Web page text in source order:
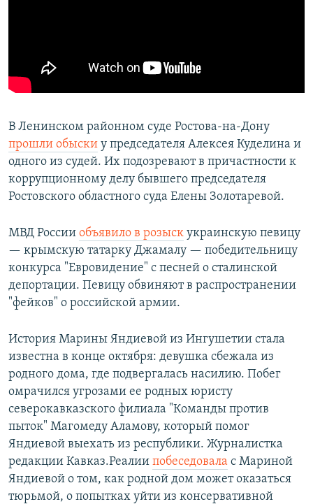
В Ленинском районном суде Ростова-на-Дону
прошли обыски у председателя Алексея Куделина и
одного из судей. Их подозревают в причастности к
коррупционному делу бывшего председателя
Ростовского областного суда Елены Золотаревой.
МВД России объявило в розыск украинскую певицу
— крымскую татарку Джамалу — победительницу
конкурса "Евровидение" с песней о сталинской
депортации. Певицу обвиняют в распространении
"фейков" о российской армии.
История Марины Яндиевой из Ингушетии стала
известна в конце октября: девушка сбежала из
родного дома, где подвергалась насилию. Побег
омрачился угрозами ее родных юристу
северокавказского филиала "Команды против
пыток" Магомеду Аламову, который помог
Яндиевой выехать из республики. Журналистка
редакции Кавказ.Реалии побеседовала с Мариной
Яндиевой о том, как родной дом может оказаться
тюрьмой, о попытках уйти из консервативной